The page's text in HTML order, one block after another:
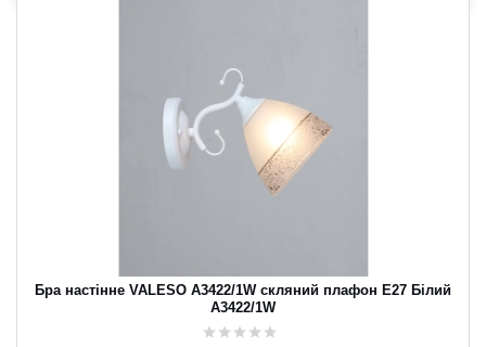
Бра настінне VALESO A3422/1W скляний плафон E27 Білий
A3422/1W